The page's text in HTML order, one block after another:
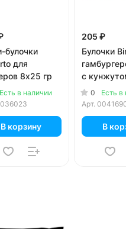
булочки
для
8х25 гр
Есть в наличии
В корзину
205 ₽
Булочки
с
252 гр
0
Есть в
Арт.
В